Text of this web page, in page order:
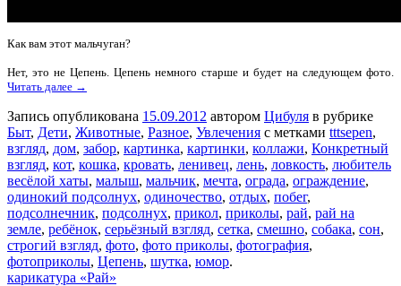
Как вам этот мальчуган?
Нет, это не Цепень. Цепень немного старше и будет на следующем фото.
Читать далее →
Запись опубликована 15.09.2012 автором Цибуля в рубрике
Быт, Дети, Животные, Разное, Увлечения с метками tttsepen,
взгляд, дом, забор, картинка, картинки, коллажи, Конкретный
взгляд, кот, кошка, кровать, ленивец, лень, ловкость, любитель
весёлой хаты, малыш, мальчик, мечта, ограда, ограждение,
одинокий подсолнух, одиночество, отдых, побег,
подсолнечник, подсолнух, прикол, приколы, рай, рай на
земле, ребёнок, серьёзный взгляд, сетка, смешно, собака, сон,
строгий взгляд, фото, фото приколы, фотография,
фотоприколы, Цепень, шутка, юмор.
карикатура «Рай»